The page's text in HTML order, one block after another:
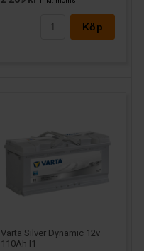
Köp
Varta Silver Dynamic 12v
110Ah I1